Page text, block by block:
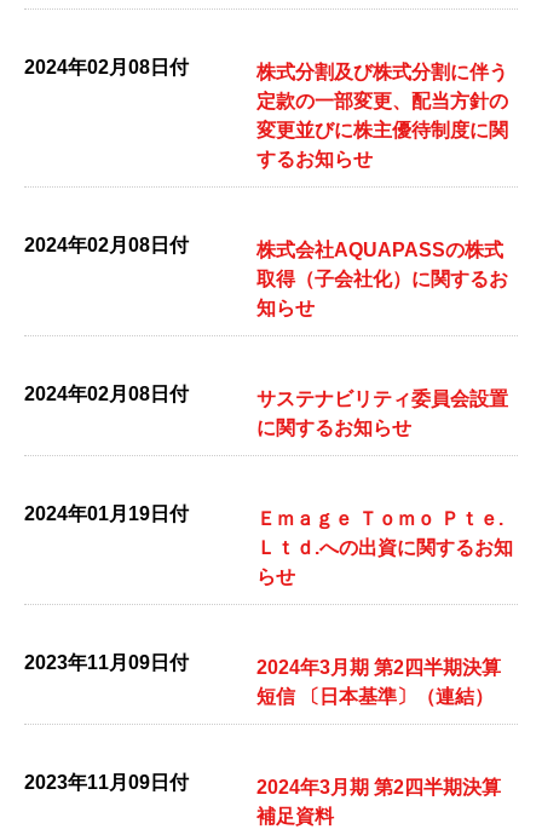
2024年02月08日付
株式分割及び株式分割に伴う
定款の一部変更、配当方針の
変更並びに株主優待制度に関
するお知らせ
2024年02月08日付
株式会社AQUAPASSの株式
取得（子会社化）に関するお
知らせ
2024年02月08日付
サステナビリティ委員会設置
に関するお知らせ
2024年01月19日付
Ｅｍａｇｅ Ｔｏｍｏ Ｐｔｅ.
Ｌｔｄ.への出資に関するお知
らせ
2023年11月09日付
2024年3月期 第2四半期決算
短信 〔日本基準〕（連結）
2023年11月09日付
2024年3月期 第2四半期決算
補足資料